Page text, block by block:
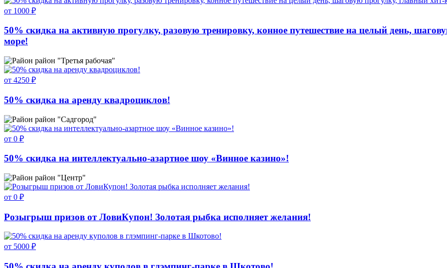
от 1000 ₽
50% скидка на активную прогулку, разовую тренировку, конное путешествие на целый день,
море!
район "Третья рабочая"
от 4250 ₽
50% скидка на аренду квадроциклов!
район "Садгород"
от 0 ₽
50% скидка на интеллектуально-азартное шоу «Винное казино»!
район "Центр"
от 0 ₽
Розыгрыш призов от ЛовиКупон! Золотая рыбка исполняет желания!
от 5000 ₽